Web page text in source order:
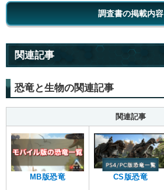
調査書の掲載内容
関連記事
恐竜と生物の関連記事
関連記事
MB版恐竜 CS版恐竜